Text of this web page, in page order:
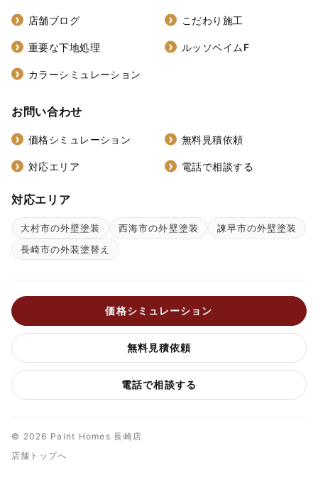
店舗ブログ こだわり施工
重要な下地処理 ルッソペイムF
カラーシミュレーション
お問い合わせ
価格シミュレーション 無料見積依頼
対応エリア 電話で相談する
対応エリア
大村市の外壁塗装 西海市の外壁塗装
諫早市の外壁塗装
長崎市の外装塗替え
価格シミュレーション
無料見積依頼
電話で相談する
© 2026 Paint Homes 長崎店
店舗トップへ